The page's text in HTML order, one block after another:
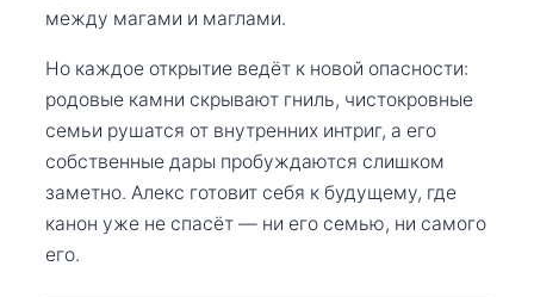
между магами и маглами.
Но каждое открытие ведёт к новой опасности:
родовые камни скрывают гниль, чистокровные
семьи рушатся от внутренних интриг, а его
собственные дары пробуждаются слишком
заметно. Алекс готовит себя к будущему, где
канон уже не спасёт — ни его семью, ни самого
его.